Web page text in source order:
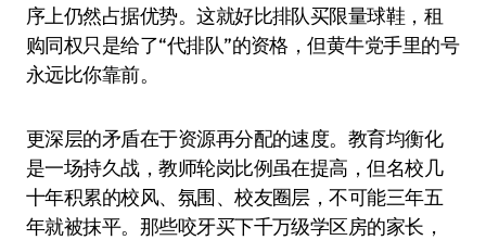
序上仍然占据优势。这就好比排队买限量球鞋，租
购同权只是给了“代排队”的资格，但黄牛党手里的号
永远比你靠前。
更深层的矛盾在于资源再分配的速度。教育均衡化
是一场持久战，教师轮岗比例虽在提高，但名校几
十年积累的校风、氛围、校友圈层，不可能三年五
年就被抹平。那些咬牙买下千万级学区房的家长，